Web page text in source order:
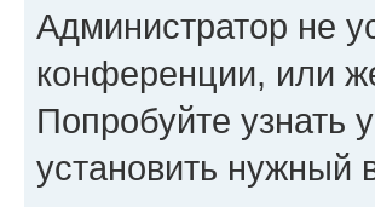
Администратор не
конференции, или
Попробуйте узнать
установить нужный